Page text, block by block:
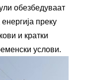
обезбедуваат
преку
и кратки
услови.